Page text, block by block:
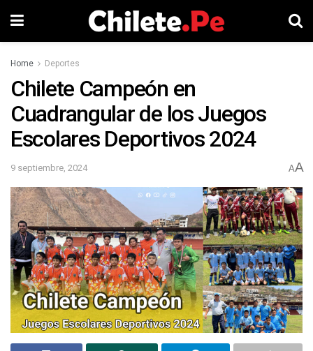
Home Deportes
Chilete Campeón en
Cuadrangular de los Juegos
Escolares Deportivos 2024
9 septiembre, 2024 AA